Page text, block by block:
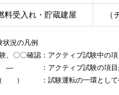
料受入れ・貯蔵建屋 （
況の凡例
、〇〇確認 ：アクティブ試験中の
―
：アクティブ試験の項
（ ）
：試験運転の一環とし